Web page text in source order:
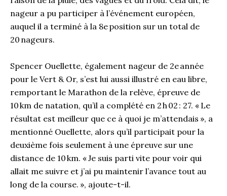
nageur a pu participer à l’événement européen,
auquel il a terminé à la 8e position sur un total de
20 nageurs.
Spencer Ouellette, également nageur de 2e année
pour le Vert & Or, s’est lui aussi illustré en eau libre,
remportant le Marathon de la relève, épreuve de
10 km de natation, qu’il a complété en 2 h 02 : 27. « Le
résultat est meilleur que ce à quoi je m’attendais », a
mentionné Ouellette, alors qu’il participait pour la
deuxième fois seulement à une épreuve sur une
distance de 10 km. « Je suis parti vite pour voir qui
allait me suivre et j’ai pu maintenir l’avance tout au
long de la course. », ajoute-t-il.